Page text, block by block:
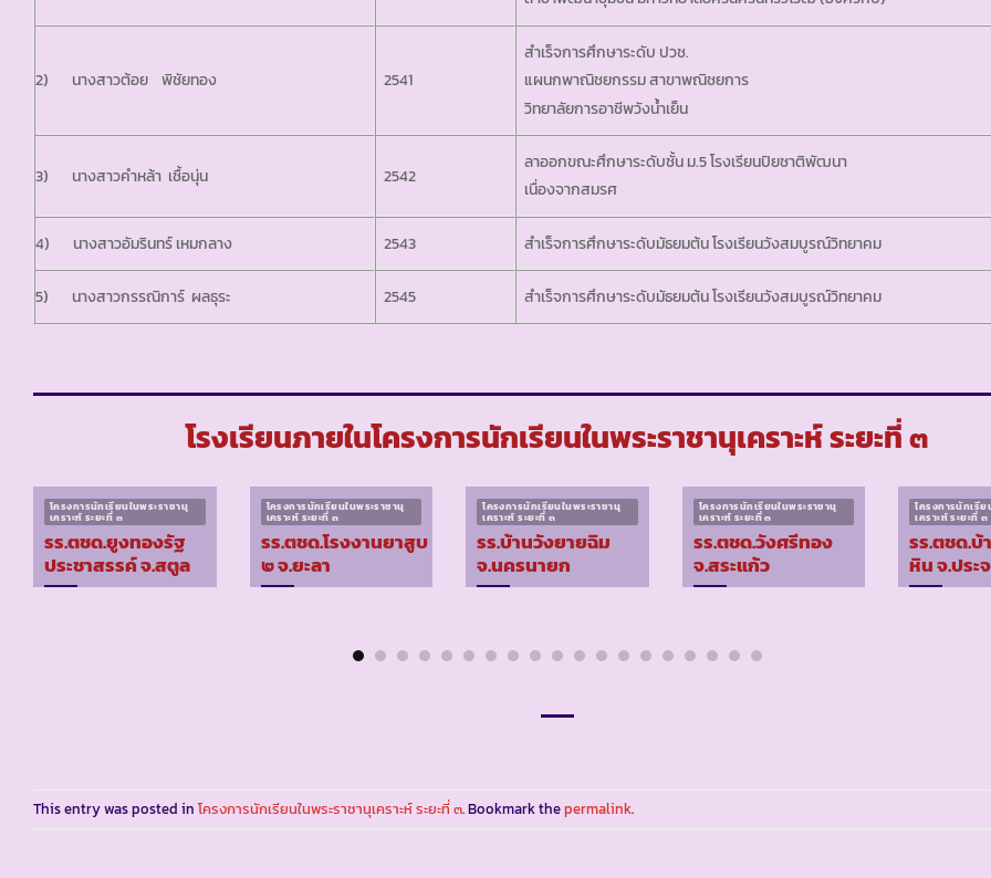
2) นางสาวต้อย พิชัยทอง 2541
สำเร็จการศึกษาระดับ ปวช.
แผนกพาณิชยกรรม สาขาพณิชยการ
วิทยาลัยการอาชีพวังน้ำเย็น
3) นางสาวคำหล้า เชื้อนุ่น 2542
ลาออกขณะศึกษาระดับชั้น ม.5 โรงเรียนปิยชาติพัฒนา
เนื่องจากสมรศ
4) นางสาวอัมรินทร์ เหมกลาง 2543 สำเร็จการศึกษาระดับมัธยมต้น โรงเรียนวังสมบูรณ์วิทยาคม
5) นางสาวกรรณิการ์ ผลธุระ 2545 สำเร็จการศึกษาระดับมัธยมต้น โรงเรียนวังสมบูรณ์วิทยาคม
โรงเรียนภายในโครงการนักเรียนในพระราชานุเคราะห์ ระยะที่ ๓
โครงการนักเรียนในพระราชานุ
เคราะห์ ระยะที่ ๓
รร.ตชด.ยูงทองรัฐ
ประชาสรรค์ จ.สตูล
โครงการนักเรียนในพระราชานุ
เคราะห์ ระยะที่ ๓
รร.ตชด.โรงงานยาสูบ
๒ จ.ยะลา
โครงการนักเรียนในพระราชานุ
เคราะห์ ระยะที่ ๓
รร.บ้านวังยายฉิม
จ.นครนายก
โครงการนักเรียนในพระราชานุ
เคราะห์ ระยะที่ ๓
รร.ตชด.วังศรีทอง
จ.สระแก้ว
โครงการนักเรีย
เคราะห์ ระยะที่ ๓
รร.ตชด.บ้
หิน จ.ประ
This entry was posted in โครงการนักเรียนในพระราชานุเคราะห์ ระยะที่ ๓. Bookmark thepermalink.